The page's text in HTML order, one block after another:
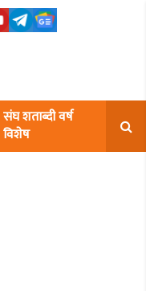
संघ शताब्दी वर्ष
विशेष